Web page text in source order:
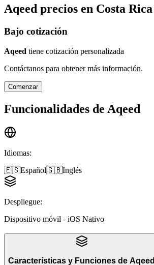
Aqeed precios en Costa Rica
Bajo cotización
Aqeed tiene cotización personalizada
Contáctanos para obtener más información.
Comenzar
Funcionalidades de Aqeed
Idiomas:
🇪🇸Español🇬🇧Inglés
Despliegue:
Dispositivo móvil - iOS Nativo
Características y Funciones de Aqeed